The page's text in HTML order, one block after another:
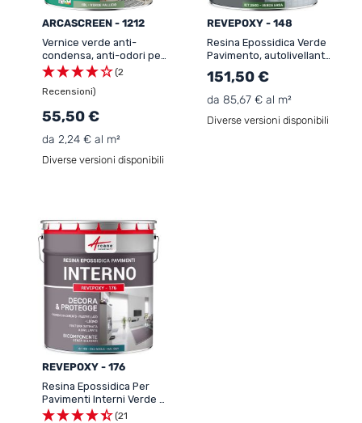
ARCASCREEN - 1212
Vernice verde anti-
condensa, anti-odori per
ambienti umidi:
ARCASCREEN - 1212
(2
Recensioni)
55,50 €
da 2,24 € al m²
Diverse versioni disponibili
REVEPOXY - 148
Resina Epossidica Verde
Pavimento, autolivellante
- REVEPOXY - 148
151,50 €
da 85,67 € al m²
Diverse versioni disponibili
REVEPOXY - 176
Resina Epossidica Per
Pavimenti Interni Verde -
REVEPOXY - 176(21